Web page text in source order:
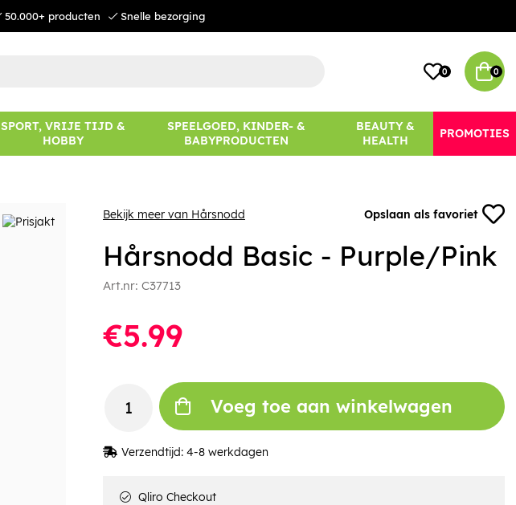
50.000+ producten Snelle bezorging
0 0
SPORT, VRIJE TIJD &
HOBBY
SPEELGOED, KINDER- &
BABYPRODUCTEN
BEAUTY &
HEALTH
PROMOTIES
Bekijk meer van Hårsnodd Opslaan als favoriet
Hårsnodd Basic - Purple/Pink
Art.nr: C37713
€5.99
Voeg toe aan winkelwagen
Verzendtijd: 4-8 werkdagen
Qliro Checkout